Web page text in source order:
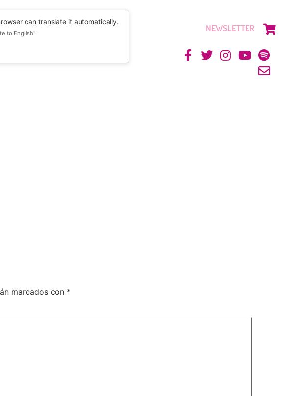
can translate it automatically.
to English". NEWSLETTER
marcados con *